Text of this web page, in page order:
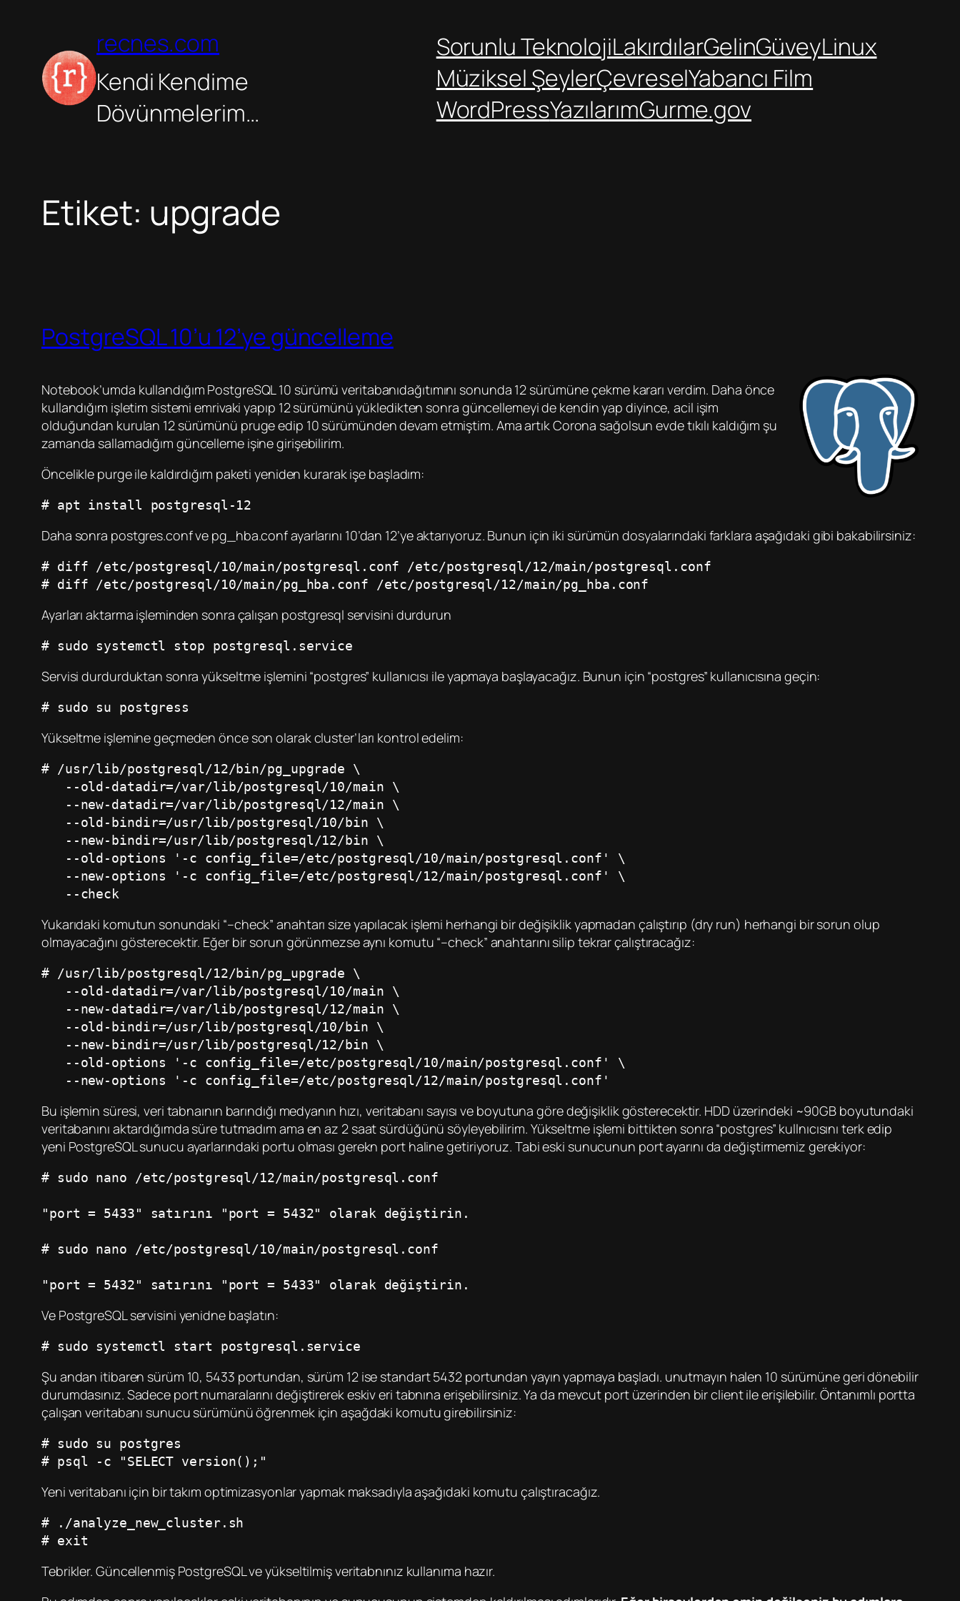
recnes.com
Kendi Kendime
Dövünmelerim…
Sorunlu TeknolojiLakırdılarGelinGüveyLinux
Müziksel ŞeylerÇevreselYabancı Film
WordPressYazılarımGurme.gov
Etiket: upgrade
PostgreSQL 10’u 12’ye güncelleme
Notebook’umda kullandığım PostgreSQL 10 sürümü veritabanıdağıtımını sonunda 12 sürümüne çekme kararı verdim. Daha önce
kullandığım işletim sistemi emrivaki yapıp 12 sürümünü yükledikten sonra güncellemeyi de kendin yap diyince, acil işim
olduğundan kurulan 12 sürümünü pruge edip 10 sürümünden devam etmiştim. Ama artık Corona sağolsun evde tıkılı kaldığım şu
zamanda sallamadığım güncelleme işine girişebilirim.
Öncelikle purge ile kaldırdığım paketi yeniden kurarak işe başladım:
# apt install postgresql-12
Daha sonra postgres.conf ve pg_hba.conf ayarlarını 10’dan 12’ye aktarıyoruz. Bunun için iki sürümün dosyalarındaki farklara aşağıdaki gibi bakabilirsiniz:
# diff /etc/postgresql/10/main/postgresql.conf /etc/postgresql/12/main/postgresql.conf
# diff /etc/postgresql/10/main/pg_hba.conf /etc/postgresql/12/main/pg_hba.conf
Ayarları aktarma işleminden sonra çalışan postgresql servisini durdurun
# sudo systemctl stop postgresql.service
Servisi durdurduktan sonra yükseltme işlemini “postgres” kullanıcısı ile yapmaya başlayacağız. Bunun için “postgres” kullanıcısına geçin:
# sudo su postgress
Yükseltme işlemine geçmeden önce son olarak cluster’ları kontrol edelim:
# /usr/lib/postgresql/12/bin/pg_upgrade \
   --old-datadir=/var/lib/postgresql/10/main \
   --new-datadir=/var/lib/postgresql/12/main \
   --old-bindir=/usr/lib/postgresql/10/bin \
   --new-bindir=/usr/lib/postgresql/12/bin \
   --old-options '-c config_file=/etc/postgresql/10/main/postgresql.conf' \
   --new-options '-c config_file=/etc/postgresql/12/main/postgresql.conf' \
   --check
Yukarıdaki komutun sonundaki “–check” anahtarı size yapılacak işlemi herhangi bir değişiklik yapmadan çalıştırıp (dry run) herhangi bir sorun olup
olmayacağını gösterecektir. Eğer bir sorun görünmezse aynı komutu “–check” anahtarını silip tekrar çalıştıracağız:
# /usr/lib/postgresql/12/bin/pg_upgrade \
   --old-datadir=/var/lib/postgresql/10/main \
   --new-datadir=/var/lib/postgresql/12/main \
   --old-bindir=/usr/lib/postgresql/10/bin \
   --new-bindir=/usr/lib/postgresql/12/bin \
   --old-options '-c config_file=/etc/postgresql/10/main/postgresql.conf' \
   --new-options '-c config_file=/etc/postgresql/12/main/postgresql.conf'
Bu işlemin süresi, veri tabnaının barındığı medyanın hızı, veritabanı sayısı ve boyutuna göre değişiklik gösterecektir. HDD üzerindeki ~90GB boyutundaki
veritabanını aktardığımda süre tutmadım ama en az 2 saat sürdüğünü söyleyebilirim. Yükseltme işlemi bittikten sonra “postgres” kullnıcısını terk edip
yeni PostgreSQL sunucu ayarlarındaki portu olması gerekn port haline getiriyoruz. Tabi eski sunucunun port ayarını da değiştirmemiz gerekiyor:
# sudo nano /etc/postgresql/12/main/postgresql.conf
"port = 5433" satırını "port = 5432" olarak değiştirin.
# sudo nano /etc/postgresql/10/main/postgresql.conf
"port = 5432" satırını "port = 5433" olarak değiştirin.
Ve PostgreSQL servisini yenidne başlatın:
# sudo systemctl start postgresql.service
Şu andan itibaren sürüm 10, 5433 portundan, sürüm 12 ise standart 5432 portundan yayın yapmaya başladı. unutmayın halen 10 sürümüne geri dönebilir
durumdasınız. Sadece port numaralarını değiştirerek eskiv eri tabnına erişebilirsiniz. Ya da mevcut port üzerinden bir client ile erişilebilir. Öntanımlı portta
çalışan veritabanı sunucu sürümünü öğrenmek için aşağdaki komutu girebilirsiniz:
# sudo su postgres
# psql -c "SELECT version();"
Yeni veritabanı için bir takım optimizasyonlar yapmak maksadıyla aşağıdaki komutu çalıştıracağız.
# ./analyze_new_cluster.sh
# exit
Tebrikler. Güncellenmiş PostgreSQL ve yükseltilmiş veritabnınız kullanıma hazır.